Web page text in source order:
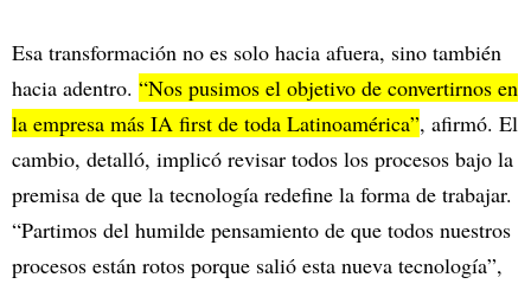
Esa transformación no es solo hacia afuera, sino también
hacia adentro. “Nos pusimos el objetivo de convertirnos en
la empresa más IA first de toda Latinoamérica”, afirmó. El
cambio, detalló, implicó revisar todos los procesos bajo la
premisa de que la tecnología redefine la forma de trabajar.
“Partimos del humilde pensamiento de que todos nuestros
procesos están rotos porque salió esta nueva tecnología”,